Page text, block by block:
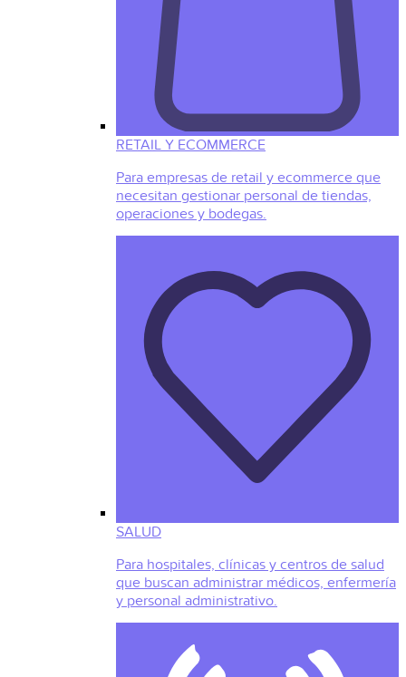
RETAIL Y ECOMMERCE
Para empresas de retail y ecommerce que
necesitan gestionar personal de tiendas,
operaciones y bodegas.
SALUD
Para hospitales, clínicas y centros de salud
que buscan administrar médicos, enfermería
y personal administrativo.